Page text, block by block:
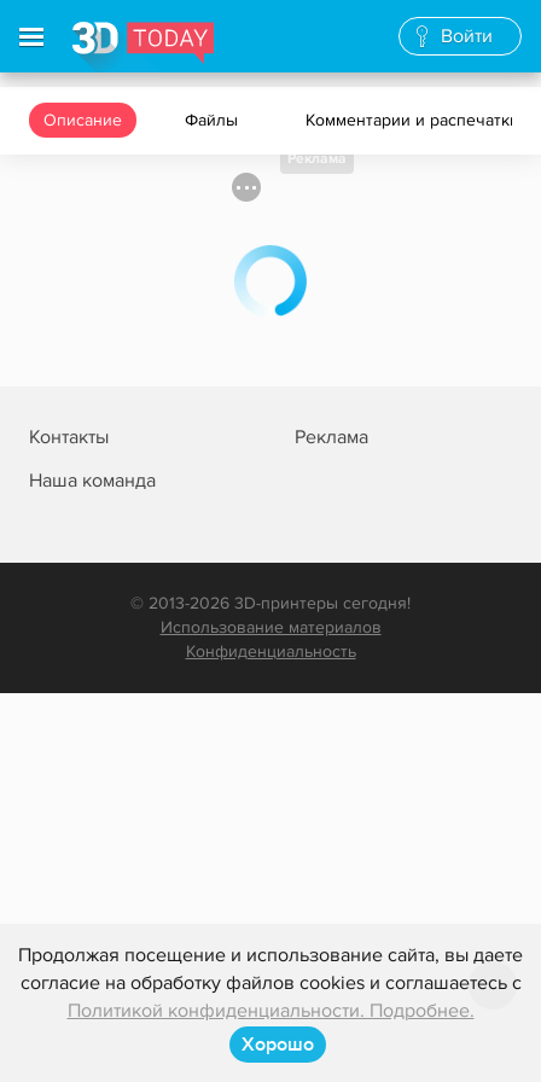
Продолжая посещение и использование сайта, вы даете
согласие на обработку файлов cookies и соглашаетесь с
Политикой конфиденциальности. Подробнее.
Хорошо
Войти
Описание Файлы Комментарии и распечатки
Реклама
Контакты
Реклама
Наша команда
© 2013-2026 3D-принтеры сегодня!
Использование материалов
Конфиденциальность